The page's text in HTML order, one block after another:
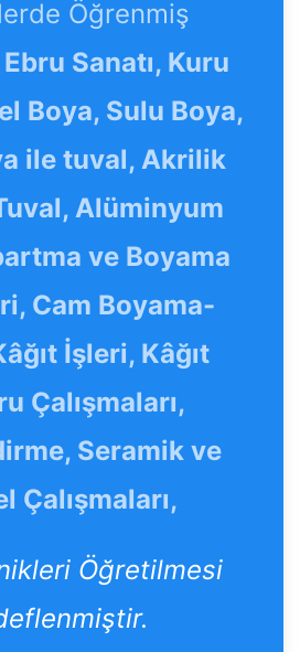
Öğrenmiş
Ebru Sanatı, Kuru
Boya, Sulu Boya,
ile tuval, Akrilik
Alüminyum
ve Boyama
Cam Boyama-
İşleri, Kâğıt
Çalışmaları,
Seramik ve
Çalışmaları,
Öğretilmesi